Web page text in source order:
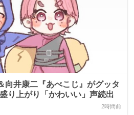
向井康二『あべこじ』がグッタ
り上がり「かわいい」声続出
2時間前